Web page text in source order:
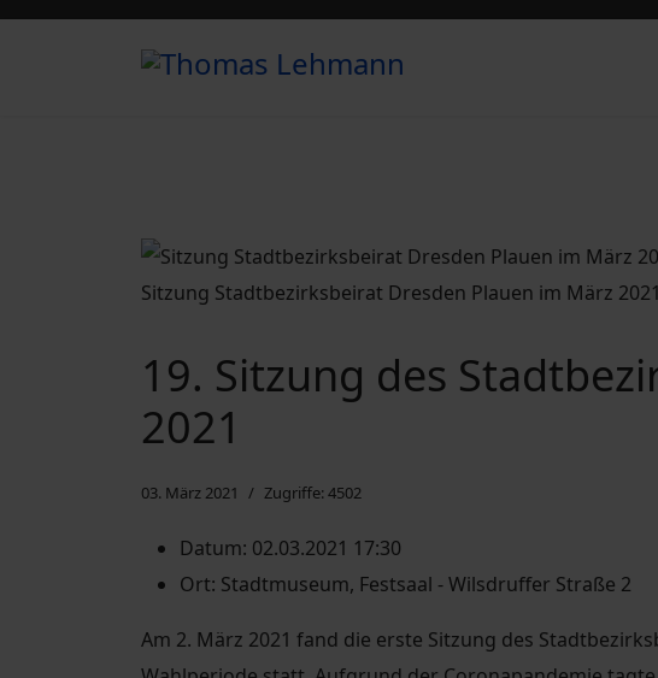
Sitzung Stadtbezirksbeirat Dresden Plauen im März 2021
19. Sitzung des
2021
03. März 2021 Zugriffe: 4502
Datum: 02.03.2021 17:30
Ort: Stadtmuseum, Festsaal - Wilsdruffer Straße 2
Am 2. März 2021 fand die erste Sitzung des